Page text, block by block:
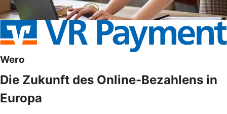
Wero
Die Zukunft des Online-Bezahlens in
Europa